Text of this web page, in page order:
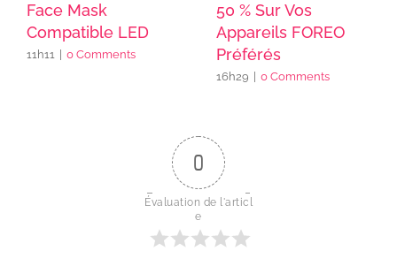
Face Mask
Compatible LED
11h11 0 Comments
50 % Sur Vos
Appareils FOREO
Préférés
16h29 0 Comments
0
Évaluation de l'articl
e